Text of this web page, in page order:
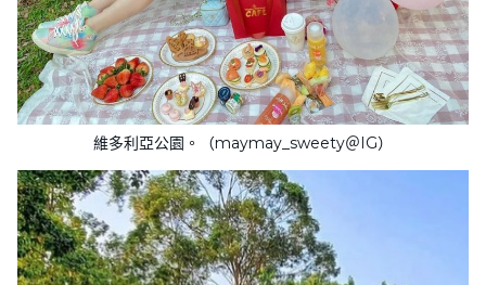
維多利亞公園。（maymay_sweety＠IG）